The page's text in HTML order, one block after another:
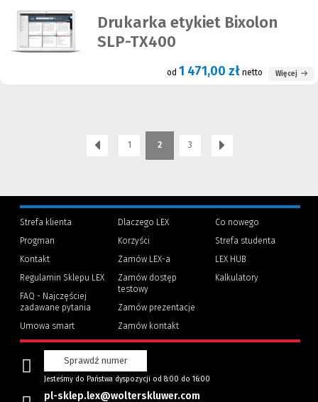
Drukarka etykiet Bixolon
SLP-TX400
od 1 471,00 zł netto Więcej
1 2 3
Strefa klienta
Progman
Kontakt
Regulamin Sklepu LEX
FAQ - Najczęściej
zadawane pytania
Umowa smart
Dlaczego LEX
Korzyści
Zamów LEX-a
Zamów dostęp
testowy
Zamów prezentacje
Zamów kontakt
Co nowego
Strefa studenta
LEX HUB
innej
strony)
Kalkulatory
Sprawdź numer
Jesteśmy do Państwa dyspozycji od 8:00 do 16:00
pl-sklep.lex@wolterskluwer.com